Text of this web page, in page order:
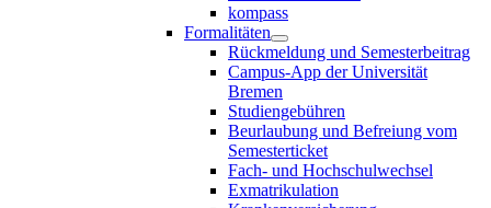
kompass
Formalitäten
Rückmeldung und Semesterbeitrag
Campus-App der Universität
Bremen
Studiengebühren
Beurlaubung und Befreiung vom
Semesterticket
Fach- und Hochschulwechsel
Exmatrikulation